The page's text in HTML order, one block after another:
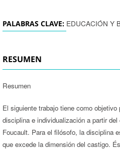
PALABRAS CLAVE: EDUCACIÓN Y
RESUMEN
Resumen
El siguiente trabajo tiene como
disciplina e individualización a partir
Foucault. Para el filósofo, la disciplina
que excede la dimensión del castigo.